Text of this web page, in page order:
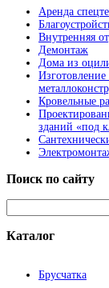
Аренда
Внутренняя
Демонтаж
Дома из
Кровельные
зданий «под
Поиск по сайту
Каталог
Брусчатка